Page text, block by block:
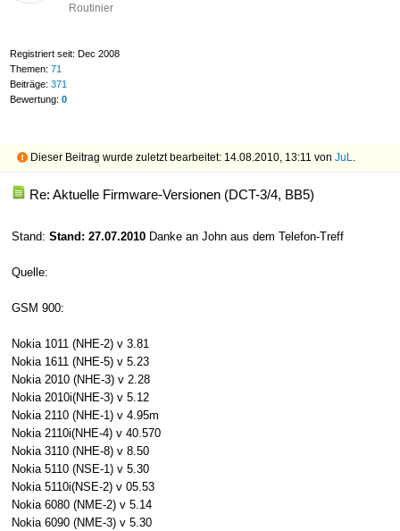
Routinier
Registriert seit: Dec 2008
Themen: 71
Beiträge: 371
Bewertung: 0
Dieser Beitrag wurde zuletzt bearbeitet: 14.08.2010, 13:11 von JuL
Re: Aktuelle Firmware-Versionen (DCT-3/4, BB5)
Stand: Stand: 27.07.2010Danke an John aus dem Telefon-Treff
Quelle:
GSM 900:
Nokia 1011 (NHE-2) v 3.81
Nokia 1611 (NHE-5) v 5.23
Nokia 2010 (NHE-3) v 2.28
Nokia 2010i(NHE-3) v 5.12
Nokia 2110 (NHE-1) v 4.95m
Nokia 2110i(NHE-4) v 40.570
Nokia 3110 (NHE-8) v 8.50
Nokia 5110 (NSE-1) v 5.30
Nokia 5110i(NSE-2) v 05.53
Nokia 6080 (NME-2) v 5.14
Nokia 6090 (NME-3) v 5.30